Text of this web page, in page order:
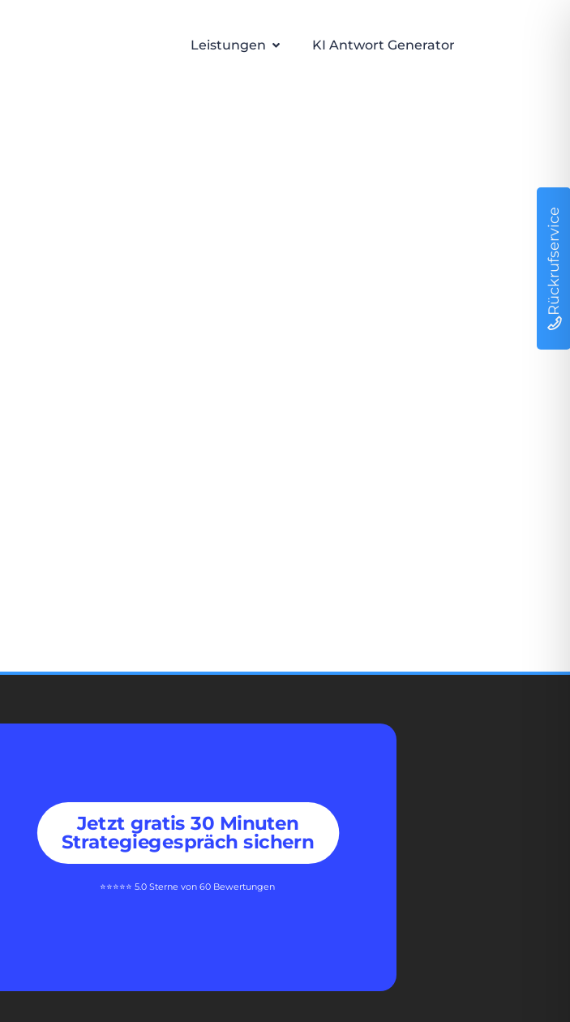
Leistungen KI Antwort Generator
Jetzt gratis 30 Minuten
Strategiegespräch sichern
⭐⭐⭐⭐⭐ 5.0 Sterne von 60 Bewertungen
Rückrufservice